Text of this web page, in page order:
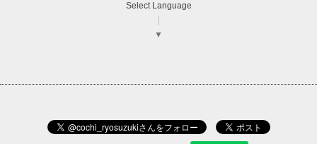
Select Language
▼